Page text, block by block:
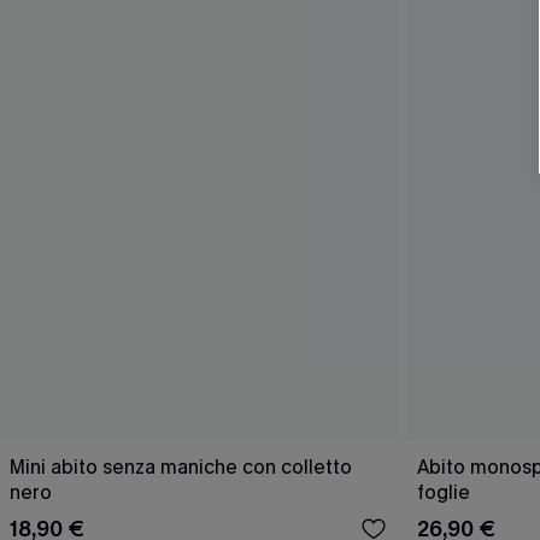
Mini abito senza maniche con colletto
nero
18,90 €
Abito
foglie
26,90 €